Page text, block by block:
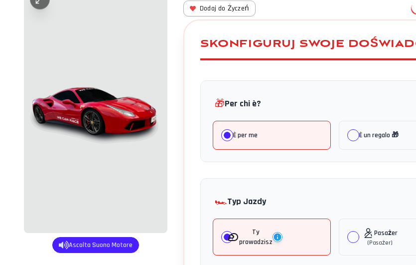
Ascolta Suono Motore
Dodaj do Życzeń
SKONFIGURUJ SWOJE
🎁Per chi è?
È per me È un regalo 🎁
🏎️Typ Jazdy
Ty
prowadzisz
Pasażer
(Pasażer)